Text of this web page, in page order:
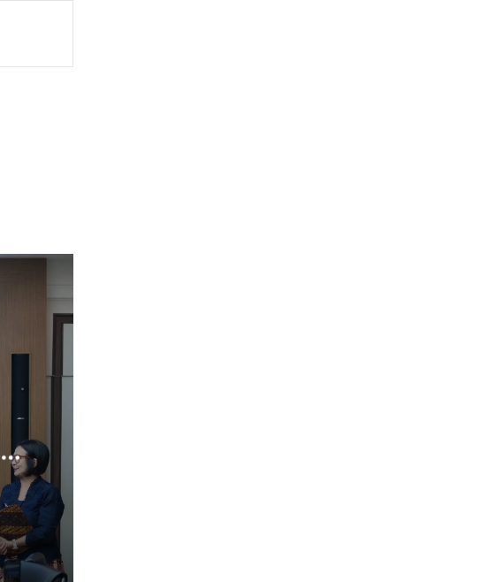
Anak Usaha Jasa Marga dan BSI Sepakati Kerja Sama Pembiayaan SLF ‎Senilai Rp1,56 Triliun di Tol Bali Mandara‎‎